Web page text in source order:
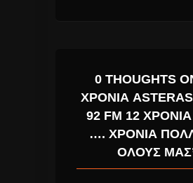
0 THOUGHTS
ΧΡΌΝΙΑ
92 FM 12
…. ΧΡΌΝΙΑ
ΌΛΟΥΣ